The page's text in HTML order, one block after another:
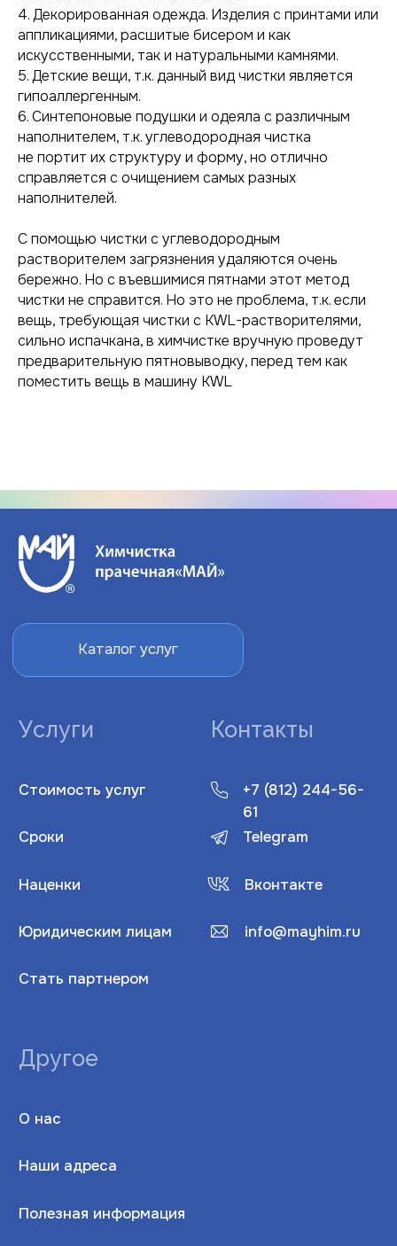
4. Декорированная одежда. Изделия с принтами или
аппликациями, расшитые бисером и как
искусственными, так и натуральными камнями.
5. Детские вещи, т.к. данный вид чистки является
гипоаллергенным.
6. Синтепоновые подушки и одеяла с различным
наполнителем, т.к. углеводородная чистка
не портит их структуру и форму, но отлично
справляется с очищением самых разных
наполнителей.
С помощью чистки c углеводородным
растворителем загрязнения удаляются очень
бережно. Но с въевшимися пятнами этот метод
чистки не справится. Но это не проблема, т.к. если
вещь, требующая чистки с KWL-растворителями,
сильно испачкана, в химчистке вручную проведут
предварительную пятновыводку, перед тем как
поместить вещь в машину KWL
Telegram
Контакты
+7 (812) 244-56-
61
Не является публичной офертой
Каталог услуг
Услуги
Другое
О нас
Сроки
Наценки
Стать партнером
Политика конфиденциальности
Согласие на обработку персональных данных
7806054043
ООО «Май-Сервис»